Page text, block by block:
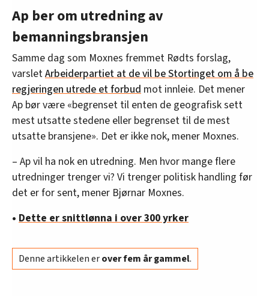
Ap ber om utredning av
bemanningsbransjen
Samme dag som Moxnes fremmet Rødts forslag,
varsletArbeiderpartiet at de vil be Stortinget om å be
regjeringen utrede et forbud mot innleie. Det mener
Ap bør være «begrenset til enten de geografisk sett
mest utsatte stedene eller begrenset til de mest
utsatte bransjene». Det er ikke nok, mener Moxnes.
– Ap vil ha nok en utredning. Men hvor mange flere
utredninger trenger vi? Vi trenger politisk handling før
det er for sent, mener Bjørnar Moxnes.
• Dette er snittlønna i over 300 yrker
Denne artikkelen erover fem år gammel.